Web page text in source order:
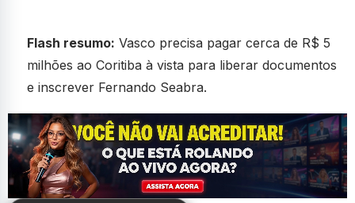
Flash resumo: Vasco precisa pagar cerca de R$ 5
milhões ao Coritiba à vista para liberar documentos
e inscrever Fernando Seabra.